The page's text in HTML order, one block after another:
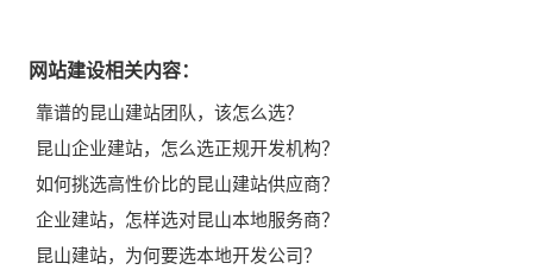
网站建设相关内容：
靠谱的昆山建站团队，该怎么选？
昆山企业建站，怎么选正规开发机构？
如何挑选高性价比的昆山建站供应商？
企业建站，怎样选对昆山本地服务商？
昆山建站，为何要选本地开发公司？